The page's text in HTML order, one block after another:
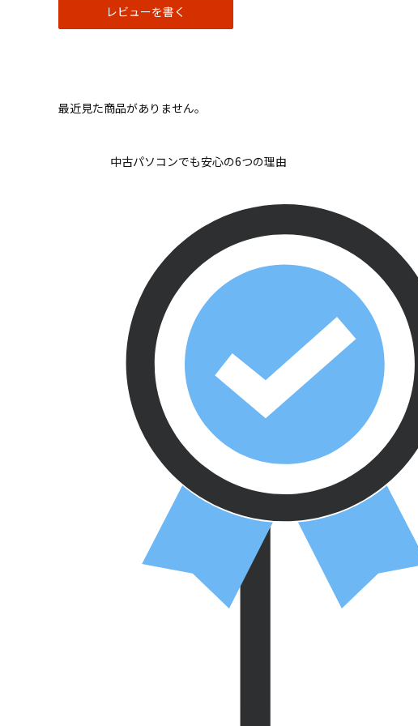
レビューを書く
最近見た商品がありません。
中古パソコンでも安心の6つの理由